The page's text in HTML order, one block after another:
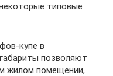
типовые
купе в
позволяют
жилом помещении,